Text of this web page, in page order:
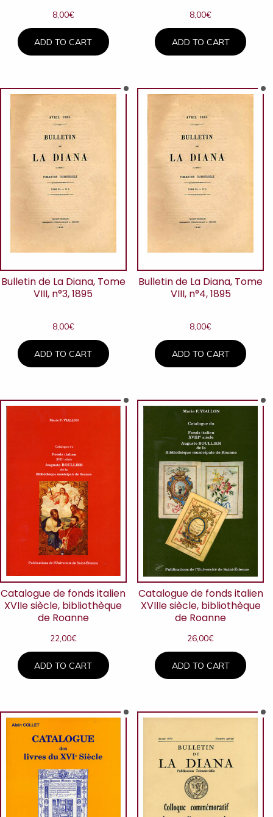
8,00€
ADD TO CART
8,00€
ADD TO CART
Bulletin de La Diana, Tome
VIII, n°3, 1895
8,00€
ADD TO CART
Bulletin de La Diana, Tome
VIII, n°4, 1895
8,00€
ADD TO CART
Catalogue de fonds italien
XVIIe siècle, bibliothèque
de Roanne
22,00€
ADD TO CART
Catalogue de fonds italien
XVIIIe siècle, bibliothèque
de Roanne
26,00€
ADD TO CART